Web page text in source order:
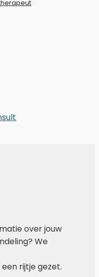
over jouw
We
rijtje gezet.